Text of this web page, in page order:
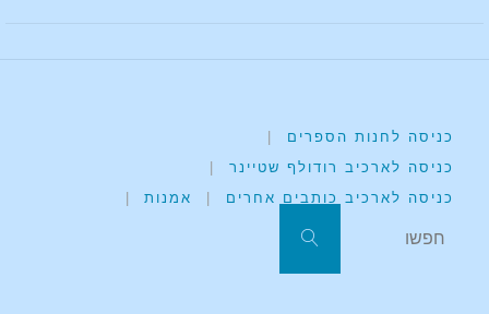
כניסה לחנות הספרים
|
כניסה לארכיב רודולף שטיינר
|
כניסה לארכיב כותבים אחרים
| אמנות |